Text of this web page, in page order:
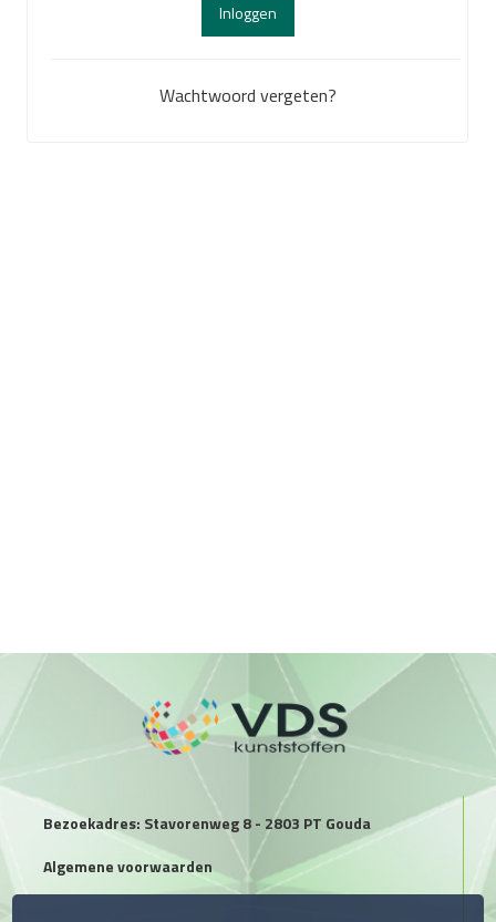
Inloggen
Wachtwoord vergeten?
Bezoekadres: Stavorenweg 8 - 2803 PT Gouda
Algemene voorwaarden